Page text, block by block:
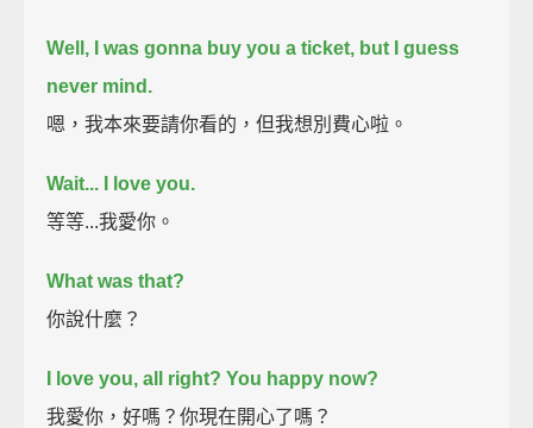
Well, I was gonna buy you a ticket, but I guess
never mind.
嗯，我本來要請你看的，但我想別費心啦。
Wait...
I love you.
等等...我愛你。
What was that?
你說什麼？
I love you, all right? You happy now?
我愛你，好嗎？你現在開心了嗎？